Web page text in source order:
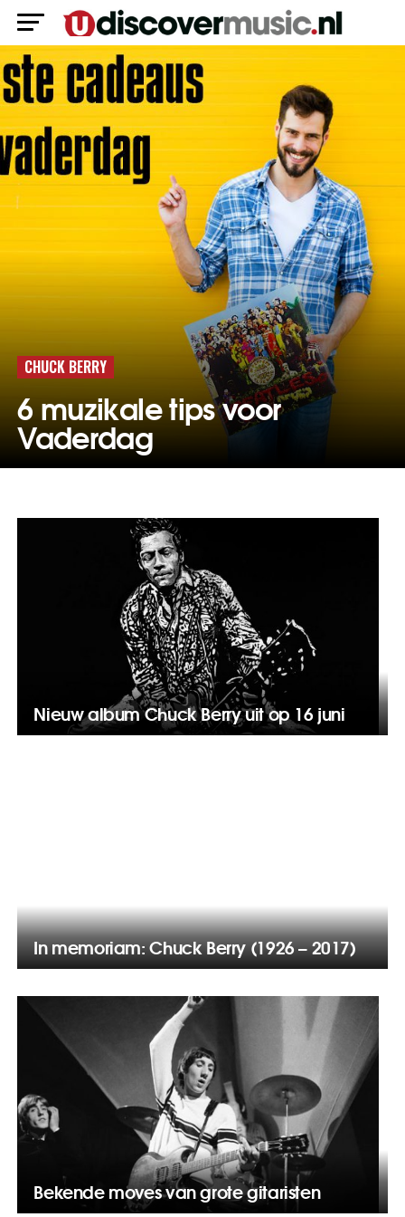
CHUCK BERRY
6 muzikale tips voor
Vaderdag
Nieuw album Chuck Berry uit op 16 juni
In memoriam: Chuck Berry (1926 – 2017)
Bekende moves van grote gitaristen